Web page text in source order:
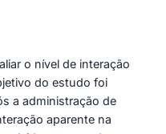
o nível de interação
do estudo foi
a administração de
aparente na